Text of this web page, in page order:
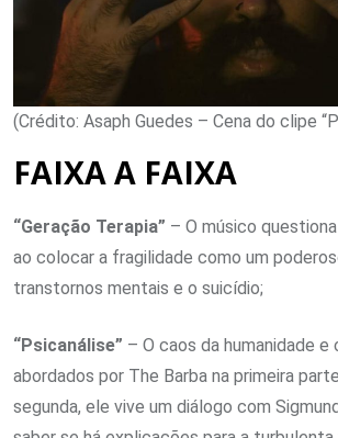
(Crédito: Asaph Guedes – Cena do clipe
FAIXA A FAIXA
“Geração Terapia” – O músico
ao colocar a fragilidade como um
transtornos mentais e o suicídio;
“Psicanálise” – O caos da humanidade e
abordados por The Barba na primeira
segunda, ele vive um diálogo com